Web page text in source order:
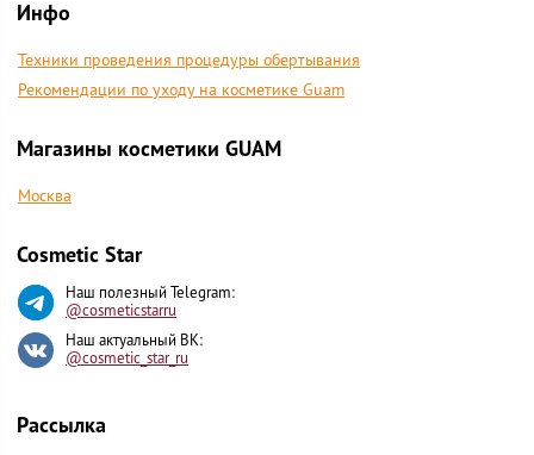
Инфо
Техники проведения процедуры обертывания
Рекомендации по уходу на косметике Guam
Магазины косметики GUAM
Москва
Cosmetic Star
Наш полезный Telegram:
@cosmeticstarru
Наш актуальный ВК:
@cosmetic_star_ru
Рассылка